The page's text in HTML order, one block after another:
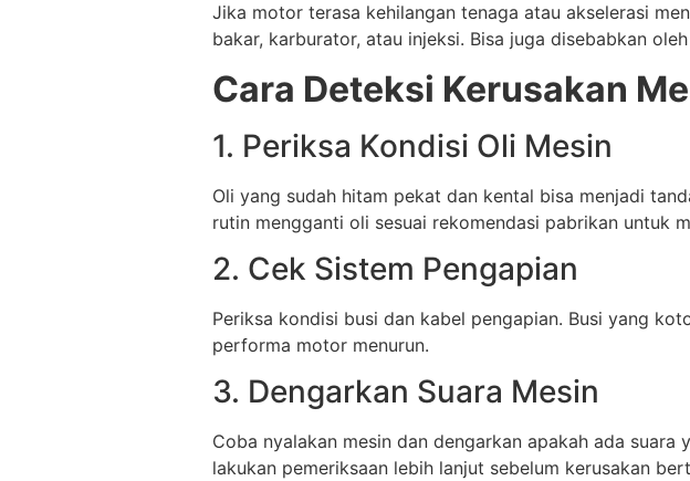
Jika motor terasa kehilangan tenaga atau akselerasi
bakar, karburator, atau injeksi. Bisa juga disebabkan
Cara Deteksi Kerusakan
1. Periksa Kondisi Oli Mesin
Oli yang sudah hitam pekat dan kental bisa menjadi
rutin mengganti oli sesuai rekomendasi pabrikan untuk
2. Cek Sistem Pengapian
Periksa kondisi busi dan kabel pengapian. Busi yang
performa motor menurun.
3. Dengarkan Suara Mesin
Coba nyalakan mesin dan dengarkan apakah ada
lakukan pemeriksaan lebih lanjut sebelum kerusakan